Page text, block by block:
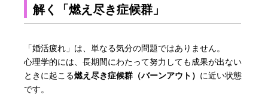
解く「燃え尽き症候群」
「婚活疲れ」は、単なる気分の問題ではありません。
心理学的には、長期間にわたって努力しても成果が出ない
ときに起こる燃え尽き症候群（バーンアウト） に近い状態
です。